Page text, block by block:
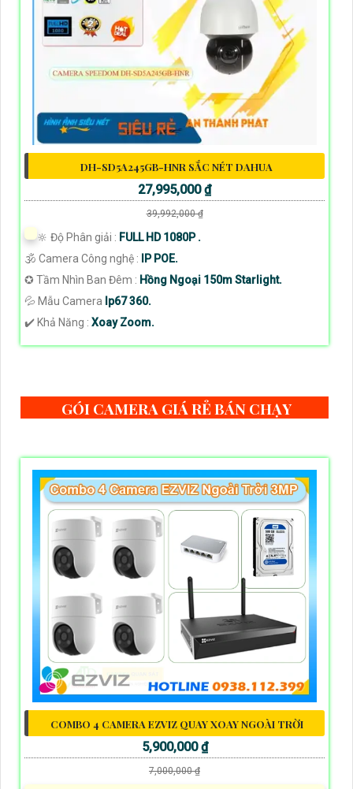
DH-SD5A245GB-HNR SẮC NÉT DAHUA
27,995,000 ₫
39,992,000 ₫
🔆 Độ Phân giải : FULL HD 1080P .
🕉️ Camera Công nghệ :
IP POE.
✪ Tầm Nhìn Ban Đêm : Hồng Ngoại 150m Starlight.
💦 Mẫu Camera Ip67 360.
️✔️ Khả Năng : Xoay Zoom.
GÓI CAMERA GIÁ RẺ BÁN CHẠY
COMBO 4 CAMERA EZVIZ QUAY XOAY NGOÀI TRỜI
5,900,000 ₫
7,000,000 ₫